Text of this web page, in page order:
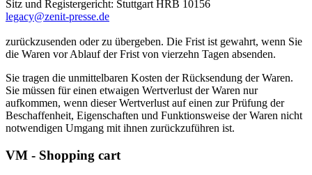
Sitz und Registergericht: Stuttgart HRB 10156
legacy@zenit-presse.de
zurückzusenden oder zu übergeben. Die Frist ist gewahrt, wenn Sie
die Waren vor Ablauf der Frist von vierzehn Tagen absenden.
Sie tragen die unmittelbaren Kosten der Rücksendung der Waren.
Sie müssen für einen etwaigen Wertverlust der Waren nur
aufkommen, wenn dieser Wertverlust auf einen zur Prüfung der
Beschaffenheit, Eigenschaften und Funktionsweise der Waren nicht
notwendigen Umgang mit ihnen zurückzuführen ist.
VM - Shopping cart